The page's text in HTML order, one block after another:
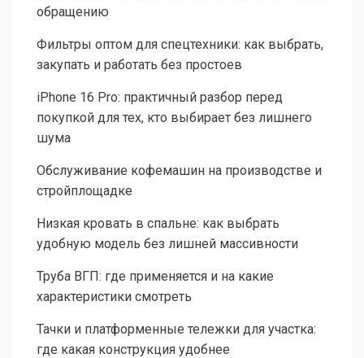
обращению
Фильтры оптом для спецтехники: как выбрать,
закупать и работать без простоев
iPhone 16 Pro: практичный разбор перед
покупкой для тех, кто выбирает без лишнего
шума
Обслуживание кофемашин на производстве и
стройплощадке
Низкая кровать в спальне: как выбрать
удобную модель без лишней массивности
Труба ВГП: где применяется и на какие
характеристики смотреть
Тачки и платформенные тележки для участка:
где какая конструкция удобнее